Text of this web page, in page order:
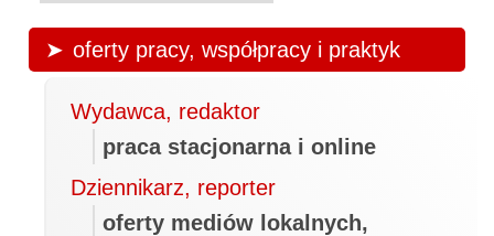
oferty pracy, współpracy i praktyk
Wydawca, redaktor
praca stacjonarna i online
Dziennikarz, reporter
oferty mediów lokalnych,